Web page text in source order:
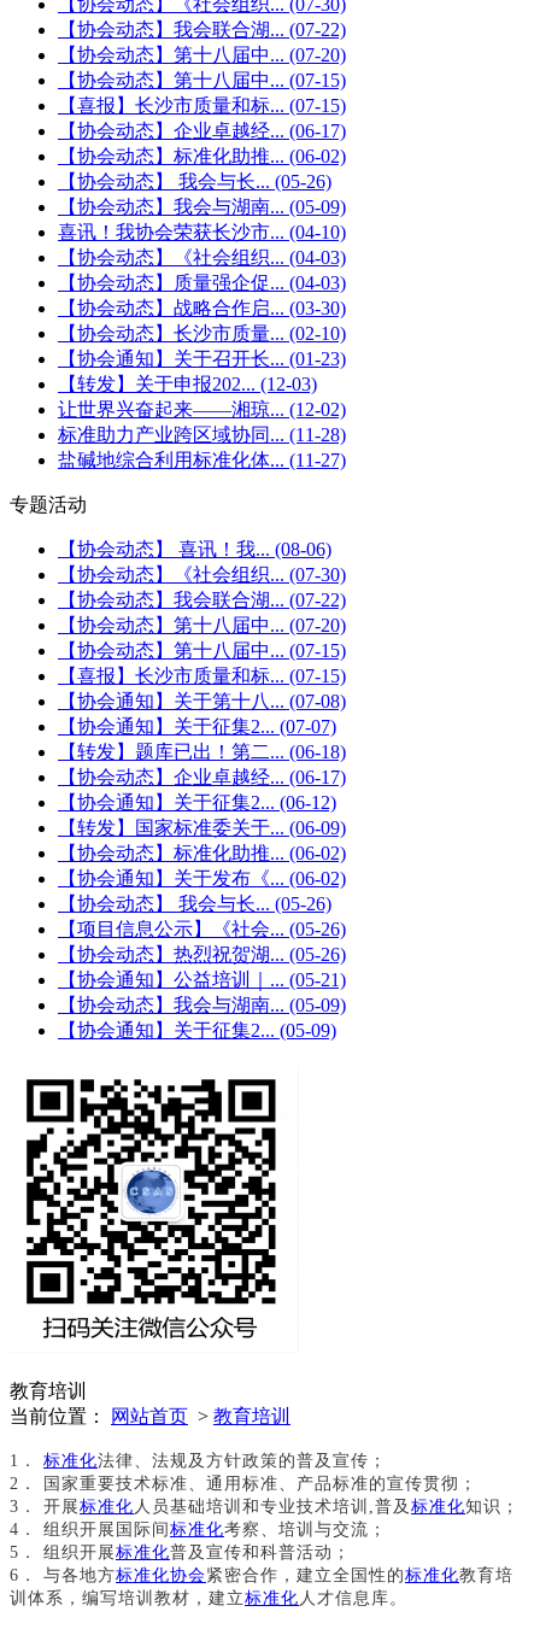
【协会动态】《社会组织... (07-30)
【协会动态】我会联合湖... (07-22)
【协会动态】第十八届中... (07-20)
【协会动态】第十八届中... (07-15)
【喜报】长沙市质量和标... (07-15)
【协会动态】企业卓越经... (06-17)
【协会动态】标准化助推... (06-02)
【协会动态】 我会与长... (05-26)
【协会动态】我会与湖南... (05-09)
喜讯！我协会荣获长沙市... (04-10)
【协会动态】《社会组织... (04-03)
【协会动态】质量强企促... (04-03)
【协会动态】战略合作启... (03-30)
【协会动态】长沙市质量... (02-10)
【协会通知】关于召开长... (01-23)
【转发】关于申报202... (12-03)
让世界兴奋起来——湘琼... (12-02)
标准助力产业跨区域协同... (11-28)
盐碱地综合利用标准化体... (11-27)
专题活动
【协会动态】 喜讯！我... (08-06)
【协会动态】《社会组织... (07-30)
【协会动态】我会联合湖... (07-22)
【协会动态】第十八届中... (07-20)
【协会动态】第十八届中... (07-15)
【喜报】长沙市质量和标... (07-15)
【协会通知】关于第十八... (07-08)
【协会通知】关于征集2... (07-07)
【转发】题库已出！第二... (06-18)
【协会动态】企业卓越经... (06-17)
【协会通知】关于征集2... (06-12)
【转发】国家标准委关于... (06-09)
【协会动态】标准化助推... (06-02)
【协会通知】关于发布《... (06-02)
【协会动态】 我会与长... (05-26)
【项目信息公示】《社会... (05-26)
【协会动态】热烈祝贺湖... (05-26)
【协会通知】公益培训｜... (05-21)
【协会动态】我会与湖南... (05-09)
【协会通知】关于征集2... (05-09)
教育培训
当前位置：
网站首页 > 教育培训
1． 标准化法律、法规及方针政策的普及宣传；
2． 国家重要技术标准、通用标准、产品标准的宣传贯彻；
3． 开展标准化 人员基础培训和专业技术培训,普及 标准化知识；
4． 组织开展国际间 标准化考察、培训与交流；
5． 组织开展标准化普及宣传和科普活动；
6． 与各地方标准化协会紧密合作，建立全国性的标准化教育培
训体系， 编写培训教材，建立标准化 人才信息库。